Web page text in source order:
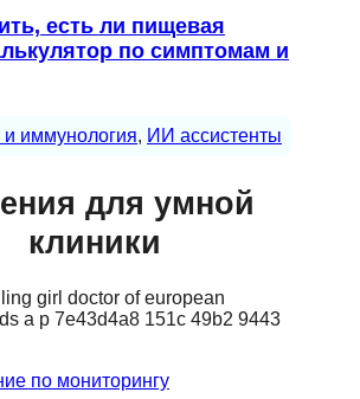
есть ли пищевая
по симптомам и
и иммунология, ИИ ассистенты
для умной
клиники